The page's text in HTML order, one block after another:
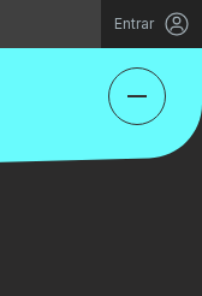
Entrar